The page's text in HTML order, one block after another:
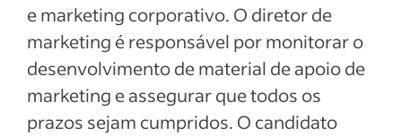
e marketing corporativo. O diretor de
marketing é responsável por monitorar o
desenvolvimento de material de apoio de
marketing e assegurar que todos os
prazos sejam cumpridos. O candidato